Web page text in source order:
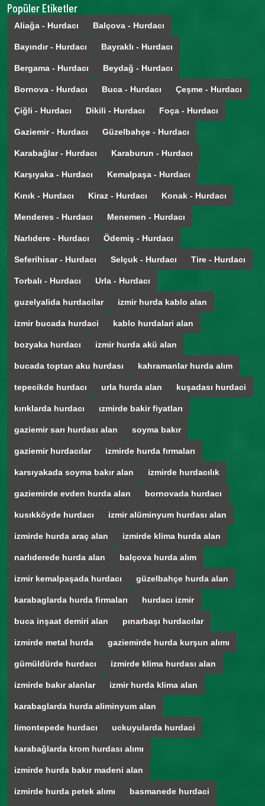
Popüler Etiketler
Aliağa - Hurdacı Balçova - Hurdacı
Bayındır - Hurdacı Bayraklı - Hurdacı
Bergama - Hurdacı Beydağ - Hurdacı
Bornova - Hurdacı Buca - Hurdacı Çeşme - Hurdacı
Çiğli - Hurdacı Dikili - Hurdacı Foça - Hurdacı
Gaziemir - Hurdacı Güzelbahçe - Hurdacı
Karabağlar - Hurdacı Karaburun - Hurdacı
Karşıyaka - Hurdacı Kemalpaşa - Hurdacı
Kınık - Hurdacı Kiraz - Hurdacı Konak - Hurdacı
Menderes - Hurdacı Menemen - Hurdacı
Narlıdere - Hurdacı Ödemiş - Hurdacı
Seferihisar - Hurdacı Selçuk - Hurdacı Tire - Hurdacı
Torbalı - Hurdacı Urla - Hurdacı
guzelyalida hurdacilar izmir hurda kablo alan
izmir bucada hurdaci kablo hurdalari alan
bozyaka hurdacı izmir hurda akü alan
bucada toptan aku hurdası kahramanlar hurda alım
tepecikde hurdacı urla hurda alan kuşadası hurdaci
kırıklarda hurdacı ızmirde bakir fiyatları
gaziemir sarı hurdası alan soyma bakır
gaziemir hurdacılar izmirde hurda fırmaları
karsıyakada soyma bakır alan izmirde hurdacılık
gaziemirde evden hurda alan bornovada hurdacı
kusıkköyde hurdacı izmir alüminyum hurdası alan
izmirde hurda araç alan izmirde klima hurda alan
narlıderede hurda alan balçova hurda alım
izmir kemalpaşada hurdacı güzelbahçe hurda alan
karabaglarda hurda firmaları hurdacı izmir
buca inşaat demiri alan pınarbaşı hurdacılar
izmirde metal hurda gaziemirde hurda kurşun alımı
gümüldürde hurdacı izmirde klima hurdası alan
izmirde bakır alanlar izmir hurda klima alan
karabaglarda hurda aliminyum alan
limontepede hurdacı uckuyularda hurdaci
karabağlarda krom hurdası alımı
izmirde hurda bakır madeni alan
izmirde hurda petek alımı basmanede hurdaci